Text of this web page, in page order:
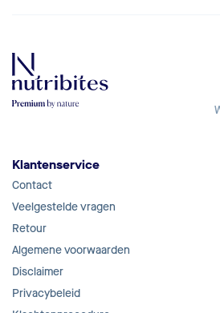
Klantenservice
Contact
Veelgestelde vragen
Retour
Algemene voorwaarden
Disclaimer
Privacybeleid